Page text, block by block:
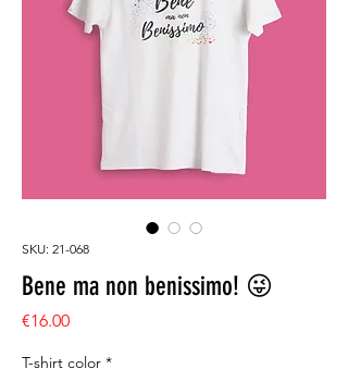
SKU: 21-068
Bene ma non benissimo! 😜
€16.00Price
T-shirt color *